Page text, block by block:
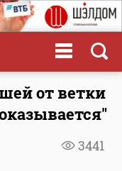
от ветки
3441